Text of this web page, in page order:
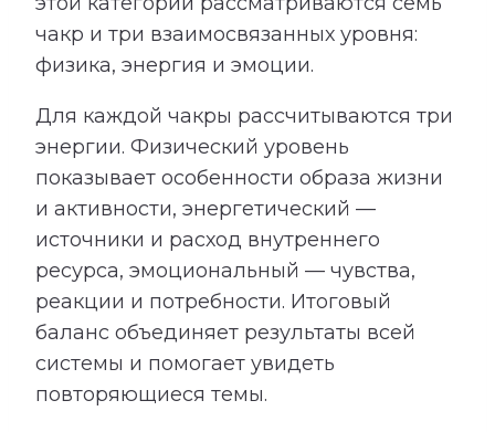
чакр и три взаимосвязанных уровня:
физика, энергия и эмоции.
Для каждой чакры рассчитываются три
энергии. Физический уровень
показывает особенности образа жизни
и активности, энергетический —
источники и расход внутреннего
ресурса, эмоциональный — чувства,
реакции и потребности. Итоговый
баланс объединяет результаты всей
системы и помогает увидеть
повторяющиеся темы.